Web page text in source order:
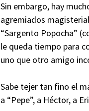
Sin embargo, hay
agremiados
“Sargento Popocha”
le queda tiempo para
uno que otro amigo
Sabe tejer tan fino el
a “Pepe”, a Héctor, a